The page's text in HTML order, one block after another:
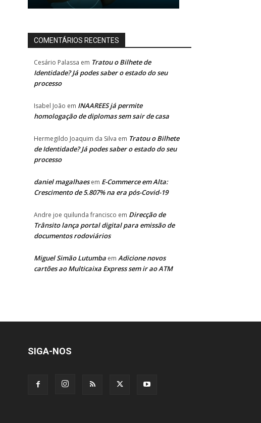
COMENTÁRIOS RECENTES
Cesário Palassa em Tratou o Bilhete de
Identidade? Já podes saber o estado do seu
processo
Isabel João em INAAREES já permite
homologação de diplomas sem sair de casa
Hermegildo Joaquim da Silva em Tratou o Bilhete
de Identidade? Já podes saber o estado do seu
processo
daniel magalhaesem E-Commerce em Alta:
Crescimento de 5.807% na era pós-Covid-19
Andre joe quilunda francisco em Direcção de
Trânsito lança portal digital para emissão de
documentos rodoviários
Miguel Simão Lutumba em Adicione novos
cartões ao Multicaixa Express sem ir ao ATM
SIGA-NOS